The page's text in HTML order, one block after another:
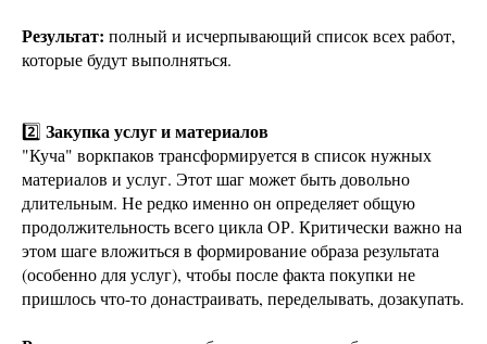
Результат: полный и исчерпывающий список всех работ,
которые будут выполняться.
2️⃣ Закупка услуг и материалов
"Куча" воркпаков трансформируется в список нужных
материалов и услуг. Этот шаг может быть довольно
длительным. Не редко именно он определяет общую
продолжительность всего цикла ОР. Критически важно на
этом шаге вложиться в формирование образа результата
(особенно для услуг), чтобы после факта покупки не
пришлось что-то донастраивать, переделывать, дозакупать.